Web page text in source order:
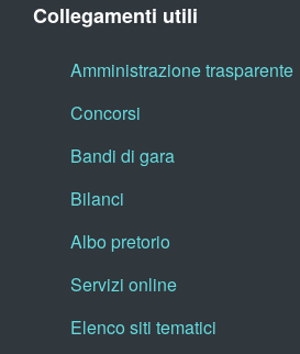
Collegamenti utili
Amministrazione trasparente
Concorsi
Bandi di gara
Bilanci
Albo pretorio
Servizi online
Elenco siti tematici